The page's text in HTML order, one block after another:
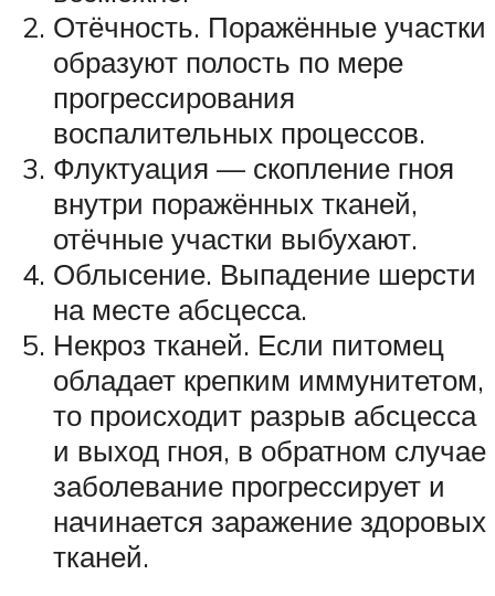
Отёчность. Поражённые участки
образуют полость по мере
прогрессирования
воспалительных процессов.
Флуктуация — скопление гноя
внутри поражённых тканей,
отёчные участки выбухают.
Облысение. Выпадение шерсти
на месте абсцесса.
Некроз тканей. Если питомец
обладает крепким иммунитетом,
то происходит разрыв абсцесса
и выход гноя, в обратном случае
заболевание прогрессирует и
начинается заражение здоровых
тканей.